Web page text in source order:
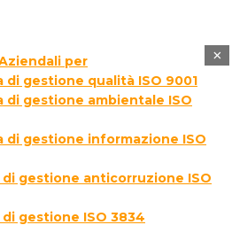
per
di gestione qualità ISO 9001
di gestione ambientale ISO
di gestione informazione ISO
di gestione anticorruzione ISO
gestione ISO 3834
×